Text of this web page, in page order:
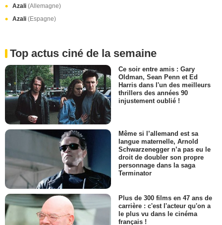
Azali (Allemagne)
Azali (Espagne)
Top actus ciné de la semaine
Ce soir entre amis : Gary
Oldman, Sean Penn et Ed
Harris dans l'un des meilleurs
thrillers des années 90
injustement oublié !
Même si l’allemand est sa
langue maternelle, Arnold
Schwarzenegger n’a pas eu le
droit de doubler son propre
personnage dans la saga
Terminator
Plus de 300 films en 47 ans de
carrière : c'est l'acteur qu'on a
le plus vu dans le cinéma
français !